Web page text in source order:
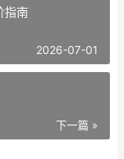
指南
2026-07-01
下一篇 »